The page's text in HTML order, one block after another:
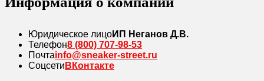
Юридическое лицоИП Неганов Д.В.
Телефон8 (800) 707-98-53
Почтаinfo@sneaker-street.ru
Соцсети ВКонтакте